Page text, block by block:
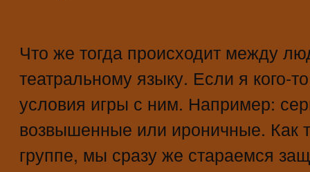
Что же тогда происходит между
театральному языку. Если я кого-
условия игры с ним. Например:
возвышенные или ироничные. Как
группе, мы сразу же стараемся